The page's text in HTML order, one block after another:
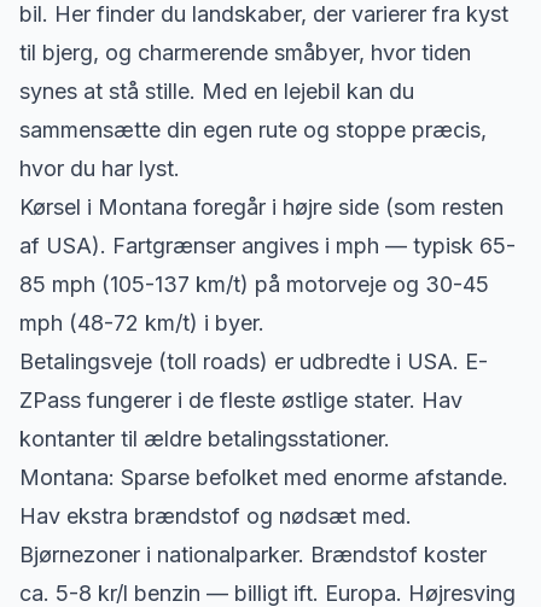
bil. Her finder du landskaber, der varierer fra kyst
til bjerg, og charmerende småbyer, hvor tiden
synes at stå stille. Med en lejebil kan du
sammensætte din egen rute og stoppe præcis,
hvor du har lyst.
Kørsel i Montana foregår i højre side (som resten
af USA). Fartgrænser angives i mph — typisk 65-
85 mph (105-137 km/t) på motorveje og 30-45
mph (48-72 km/t) i byer.
Betalingsveje (toll roads) er udbredte i USA. E-
ZPass fungerer i de fleste østlige stater. Hav
kontanter til ældre betalingsstationer.
Montana: Sparse befolket med enorme afstande.
Hav ekstra brændstof og nødsæt med.
Bjørnezoner i nationalparker. Brændstof koster
ca. 5-8 kr/l benzin — billigt ift. Europa. Højresving